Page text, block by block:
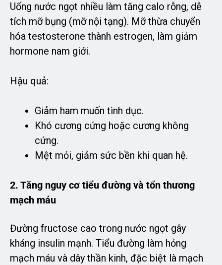
Uống nước ngọt nhiều làm tăng calo rỗng, dễ
tích mỡ bụng (mỡ nội tạng). Mỡ thừa chuyển
hóa testosterone thành estrogen, làm giảm
hormone nam giới.
Hậu quả:
Giảm ham muốn tình dục.
Khó cương cứng hoặc cương không
cứng.
Mệt mỏi, giảm sức bền khi quan hệ.
2. Tăng nguy cơ tiểu đường và tổn thương
mạch máu
Đường fructose cao trong nước ngọt gây
kháng insulin mạnh. Tiểu đường làm hỏng
mạch máu và dây thần kinh, đặc biệt là mạch